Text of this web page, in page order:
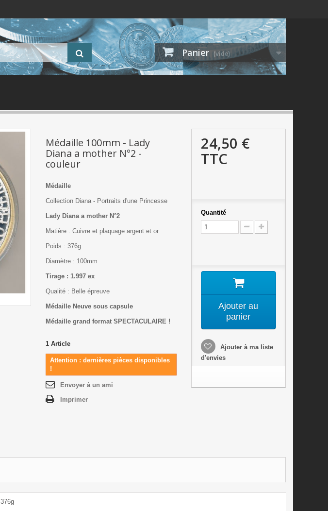
Panier (vide)
Médaille 100mm - Lady
Diana a mother N°2 -
couleur
Médaille
Collection Diana - Portraits d'une Princesse
Lady Diana a mother N°2
Matière : Cuivre et plaquage argent et or
Poids : 376g
Diamètre : 100mm
Tirage : 1.997 ex
Qualité : Belle épreuve
Médaille Neuve sous capsule
Médaille grand format SPECTACULAIRE !
1 Article
Attention : dernières pièces disponibles
!
Envoyer à un ami
Imprimer
24,50 €
TTC
Quantité
Ajouter au
panier
Ajouter à ma liste
d'envies
376g